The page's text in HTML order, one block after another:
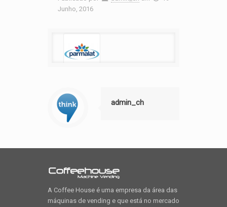
Junho, 2016
admin_ch
A Coffee House é uma empresa da área das
máquinas de vending e que está no mercado